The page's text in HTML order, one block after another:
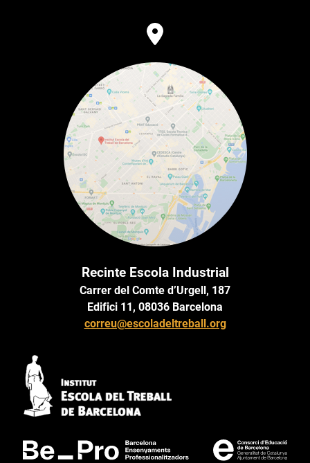
Recinte Escola Industrial
Carrer del Comte d’Urgell, 187
Edifici 11, 08036 Barcelona
correu@escoladeltreball.org